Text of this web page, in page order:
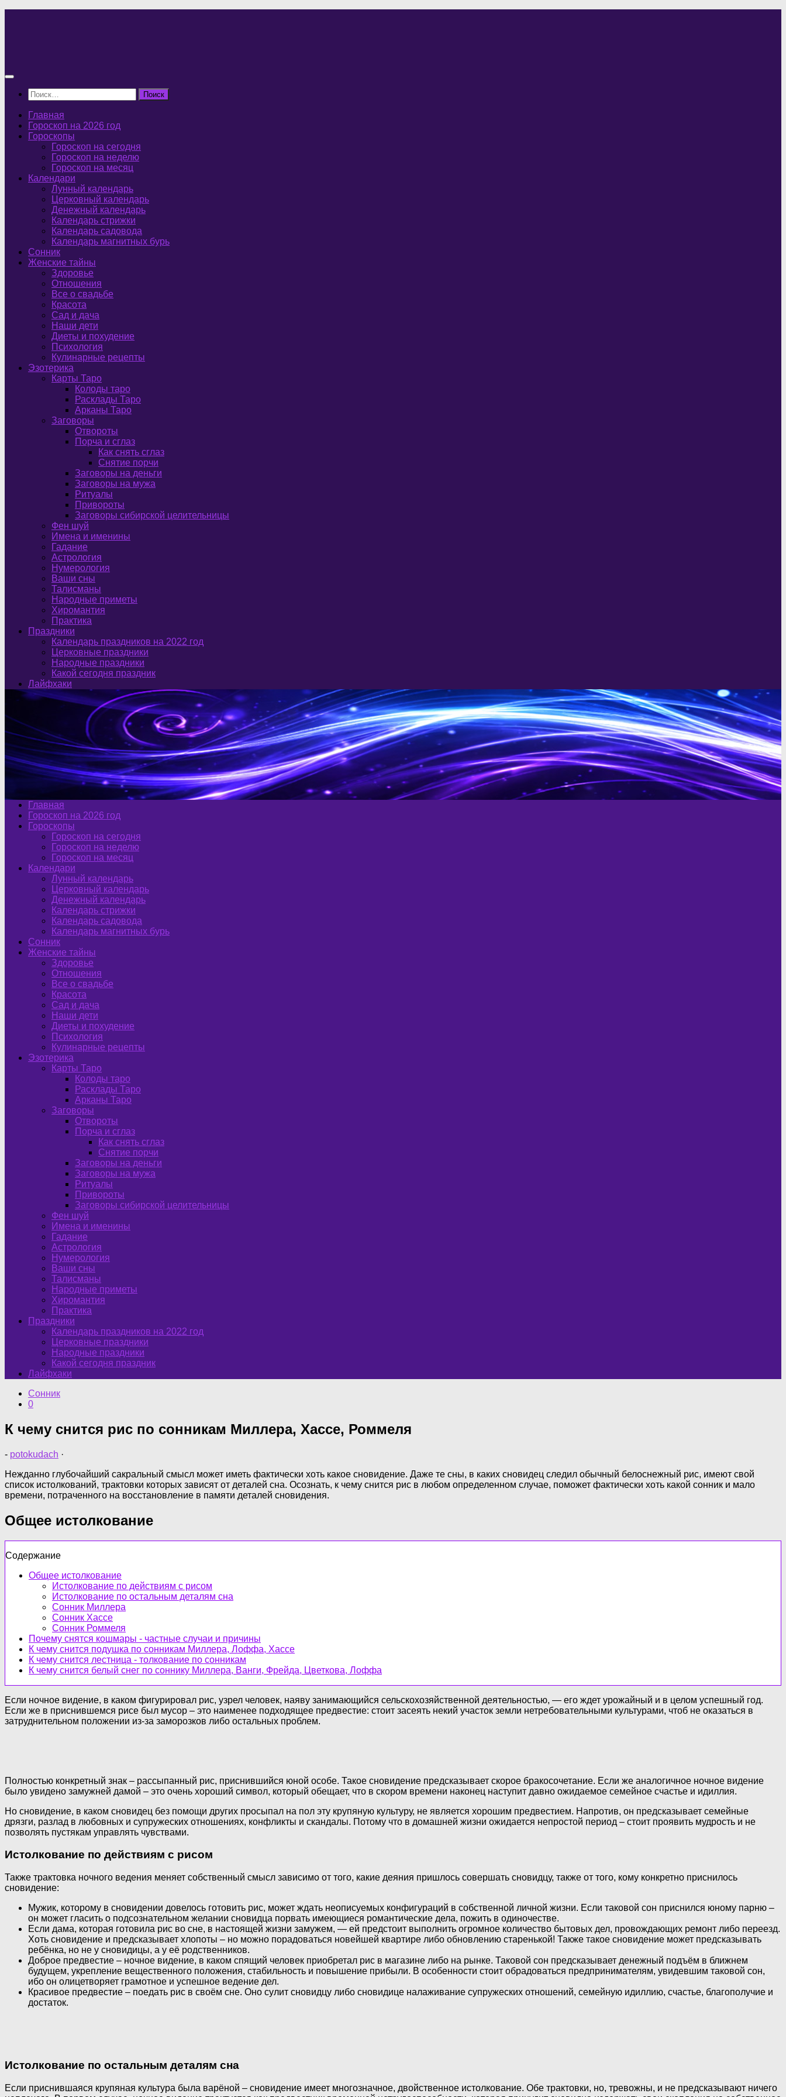
Найти:
Главная
Гороскоп на 2026 год
Гороскопы
Гороскоп на сегодня
Гороскоп на неделю
Гороскоп на месяц
Календари
Лунный календарь
Церковный календарь
Денежный календарь
Календарь стрижки
Календарь садовода
Календарь магнитных бурь
Сонник
Женские тайны
Здоровье
Отношения
Все о свадьбе
Красота
Сад и дача
Наши дети
Диеты и похудение
Психология
Кулинарные рецепты
Эзотерика
Карты Таро
Колоды таро
Расклады Таро
Арканы Таро
Заговоры
Отвороты
Порча и сглаз
Как снять сглаз
Снятие порчи
Заговоры на деньги
Заговоры на мужа
Ритуалы
Привороты
Заговоры сибирской целительницы
Фен шуй
Имена и именины
Гадание
Астрология
Нумерология
Ваши сны
Талисманы
Народные приметы
Хиромантия
Практика
Праздники
Календарь праздников на 2022 год
Церковные праздники
Народные праздники
Какой сегодня праздник
Лайфхаки
Главная
Гороскоп на 2026 год
Гороскопы
Гороскоп на сегодня
Гороскоп на неделю
Гороскоп на месяц
Календари
Лунный календарь
Церковный календарь
Денежный календарь
Календарь стрижки
Календарь садовода
Календарь магнитных бурь
Сонник
Женские тайны
Здоровье
Отношения
Все о свадьбе
Красота
Сад и дача
Наши дети
Диеты и похудение
Психология
Кулинарные рецепты
Эзотерика
Карты Таро
Колоды таро
Расклады Таро
Арканы Таро
Заговоры
Отвороты
Порча и сглаз
Как снять сглаз
Снятие порчи
Заговоры на деньги
Заговоры на мужа
Ритуалы
Привороты
Заговоры сибирской целительницы
Фен шуй
Имена и именины
Гадание
Астрология
Нумерология
Ваши сны
Талисманы
Народные приметы
Хиромантия
Практика
Праздники
Календарь праздников на 2022 год
Церковные праздники
Народные праздники
Какой сегодня праздник
Лайфхаки
Сонник
0
К чему снится рис по сонникам Миллера, Хассе, Роммеля
- potokudach ·
Нежданно глубочайший сакральный смысл может иметь фактически хоть какое сновидение. Даже те сны, в каких сновидец следил обычный белоснежный рис, имеют свой
список истолкований, трактовки которых зависят от деталей сна. Осознать, к чему снится рис в любом определенном случае, поможет фактически хоть какой сонник и мало
времени, потраченного на восстановление в памяти деталей сновидения.
Общее истолкование
Содержание
Общее истолкование
Истолкование по действиям с рисом
Истолкование по остальным деталям сна
Сонник Миллера
Сонник Хассе
Сонник Роммеля
Почему снятся кошмары - частные случаи и причины
К чему снится подушка по сонникам Миллера, Лоффа, Хассе
К чему снится лестница - толкование по сонникам
К чему снится белый снег по соннику Миллера, Ванги, Фрейда, Цветкова, Лоффа
Если ночное видение, в каком фигурировал рис, узрел человек, наяву занимающийся сельскохозяйственной деятельностью, — его ждет урожайный и в целом успешный год.
Если же в приснившемся рисе был мусор – это наименее подходящее предвестие: стоит засеять некий участок земли нетребовательными культурами, чтоб не оказаться в
затруднительном положении из-за заморозков либо остальных проблем.
Полностью конкретный знак – рассыпанный рис, приснившийся юной особе. Такое сновидение предсказывает скорое бракосочетание. Если же аналогичное ночное видение
было увидено замужней дамой – это очень хороший символ, который обещает, что в скором времени наконец наступит давно ожидаемое семейное счастье и идиллия.
Но сновидение, в каком сновидец без помощи других просыпал на пол эту крупяную культуру, не является хорошим предвестием. Напротив, он предсказывает семейные
дрязги, разлад в любовных и супружеских отношениях, конфликты и скандалы. Потому что в домашней жизни ожидается непростой период – стоит проявить мудрость и не
позволять пустякам управлять чувствами.
Истолкование по действиям с рисом
Также трактовка ночного ведения меняет собственный смысл зависимо от того, какие деяния пришлось совершать сновидцу, также от того, кому конкретно приснилось
сновидение:
Мужик, которому в сновидении довелось готовить рис, может ждать неописуемых конфигураций в собственной личной жизни. Если таковой сон приснился юному парню –
он может гласить о подсознательном желании сновидца порвать имеющиеся романтические дела, пожить в одиночестве.
Если дама, которая готовила рис во сне, в настоящей жизни замужем, — ей предстоит выполнить огромное количество бытовых дел, провождающих ремонт либо переезд.
Хоть сновидение и предсказывает хлопоты – но можно порадоваться новейшей квартире либо обновлению старенькой! Также такое сновидение может предсказывать
ребёнка, но не у сновидицы, а у её родственников.
Доброе предвестие – ночное видение, в каком спящий человек приобретал рис в магазине либо на рынке. Таковой сон предсказывает денежный подъём в ближнем
будущем, укрепление вещественного положения, стабильность и повышение прибыли. В особенности стоит обрадоваться предпринимателям, увидевшим таковой сон,
ибо он олицетворяет грамотное и успешное ведение дел.
Красивое предвестие – поедать рис в своём сне. Оно сулит сновидцу либо сновидице налаживание супружеских отношений, семейную идиллию, счастье, благополучие и
достаток.
Истолкование по остальным деталям сна
Если приснившаяся крупяная культура была варёной – сновидение имеет многозначное, двойственное истолкование. Обе трактовки, но, тревожны, и не предсказывают ничего